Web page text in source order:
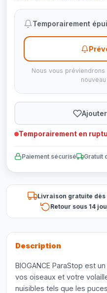
Temporairement
Nous vous
Temporairement en
Paiement sécurisé Gratuit
Livraison gratuite
Retour sous 14
Description
BIOGANCE ParaStop est
vos oiseaux et votre
nuisibles tels que les